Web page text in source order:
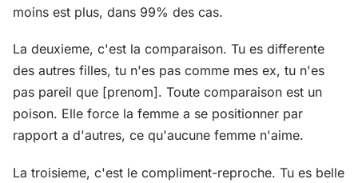
moins est plus, dans 99% des cas.
La deuxieme, c'est la comparaison. Tu es differente
des autres filles, tu n'es pas comme mes ex, tu n'es
pas pareil que [prenom]. Toute comparaison est un
poison. Elle force la femme a se positionner par
rapport a d'autres, ce qu'aucune femme n'aime.
La troisieme, c'est le compliment-reproche. Tu es belle